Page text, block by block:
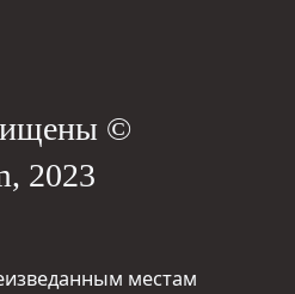
©
2023
местам